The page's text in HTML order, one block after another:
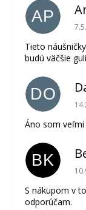
AP
Tieto
budú väčšie
DO
Áno som
BK
S nákupom v
odporúčam.